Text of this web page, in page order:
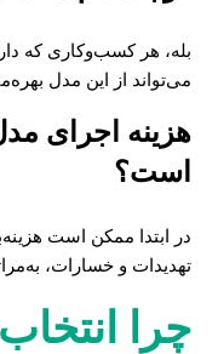
بله، هر کسب‌وکاری که
می‌تواند از این مدل
است؟
در ابتدا ممکن است
تهدیدات و خسارات،
چرا